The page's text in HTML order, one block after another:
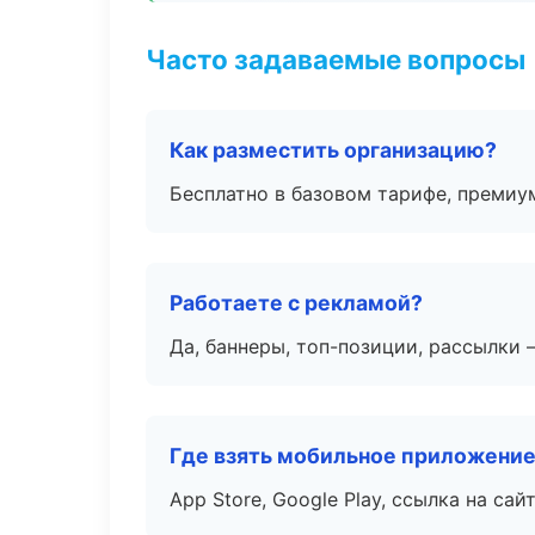
Часто задаваемые вопросы
Как разместить организацию?
Бесплатно в базовом тарифе,
Работаете с рекламой?
Да, баннеры, топ-позиции, рассылки
Где взять мобильное
App Store, Google Play, ссылка на